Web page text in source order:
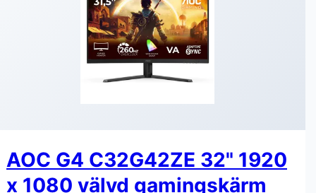
AOC G4 C32G42ZE 32" 1920
x 1080 välvd gamingskärm